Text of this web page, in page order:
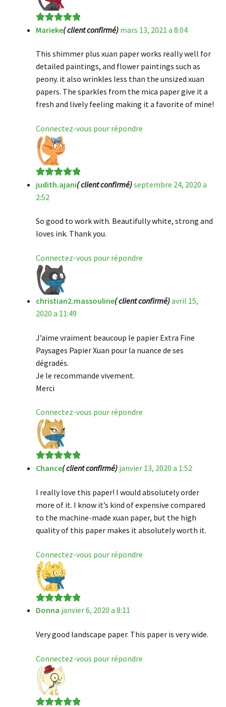
Note5sur 5
Marieke( client confirmé) mars 13, 2021 a 8:04
This shimmer plus xuan paper works really well for
detailed paintings, and flower paintings such as
peony. it also wrinkles less than the unsized xuan
papers. The sparkles from the mica paper give it a
fresh and lively feeling making it a favorite of mine!
Connectez-vous pour répondre
Note5 sur 5
judith.ajani( client confirmé)septembre 24, 2020 a
2:52
So good to work with. Beautifully white, strong and
loves ink. Thank you.
Connectez-vous pour répondre
christian2.massouline( client confirmé)avril 15,
2020 a 11:49
J’aime vraiment beaucoup le papier Extra Fine
Paysages Papier Xuan pour la nuance de ses
dégradés.
Je le recommande vivement.
Merci
Connectez-vous pour répondre
Note5sur 5
Chance( client confirmé) janvier 13, 2020 a 1:52
I really love this paper! I would absolutely order
more of it. I know it’s kind of expensive compared
to the machine-made xuan paper, but the high
quality of this paper makes it absolutely worth it.
Connectez-vous pour répondre
Note5sur 5
Donna janvier 6, 2020 a 8:11
Very good landscape paper. This paper is very wide.
Connectez-vous pour répondre